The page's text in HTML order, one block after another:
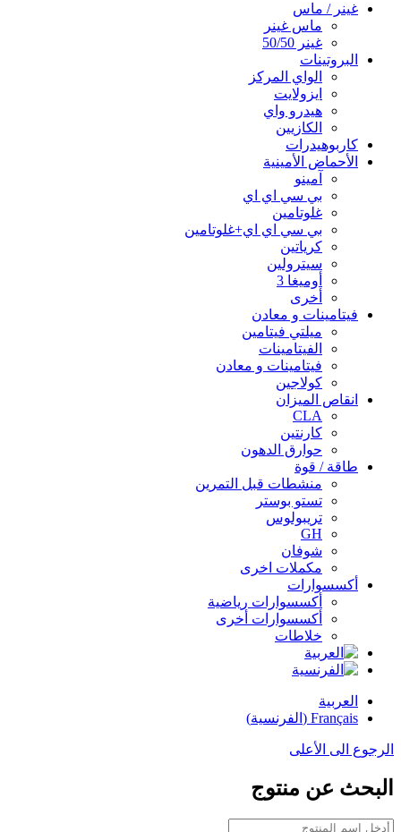
غينر / ماس
ماس غينر
غينر 50/50
البروتينات
الواي المركز
ايزولايت
هيدرو واي
الكازيين
كاربوهيدرات
الأحماض الأمينية
آمينو
بي سي اي اي
غلوتامين
بي سي اي اي+غلوتامين
كرياتين
سيترولين
أوميغا 3
أخرى
فيتامينات و معادن
ميلتي فيتامين
الفيتامينات
فيتامينات و معادن
كولاجين
انقاص الميزان
CLA
كارنتين
حوارق الدهون
طاقة / قوة
منشطات قبل التمرين
تستو بوستر
تريبولوس
GH
شوفان
مكملات اخرى
أكسسوارات
أكسسوارات رياضية
أكسسوارات أخرى
خلاطات
العربية
Français
( الفرنسية)
الرجوع الى الأعلى
البحث عن منتوج